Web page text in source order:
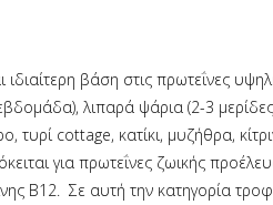
βάση στις πρωτεΐνες
λιπαρά ψάρια (2-3
τυρί cottage, κατίκι, μυζήθρα,
για πρωτεΐνες ζωικής
Β12. Σε αυτή την κατηγορία